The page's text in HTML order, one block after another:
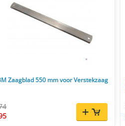
Zaagblad 550 mm voor Verstekzaag